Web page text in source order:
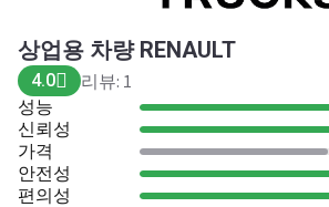
상업용 차량 RENAULT
4.0 리뷰: 1
성능
신뢰성
가격
안전성
편의성